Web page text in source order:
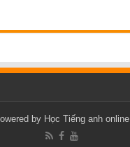
by Học Tiếng anh online